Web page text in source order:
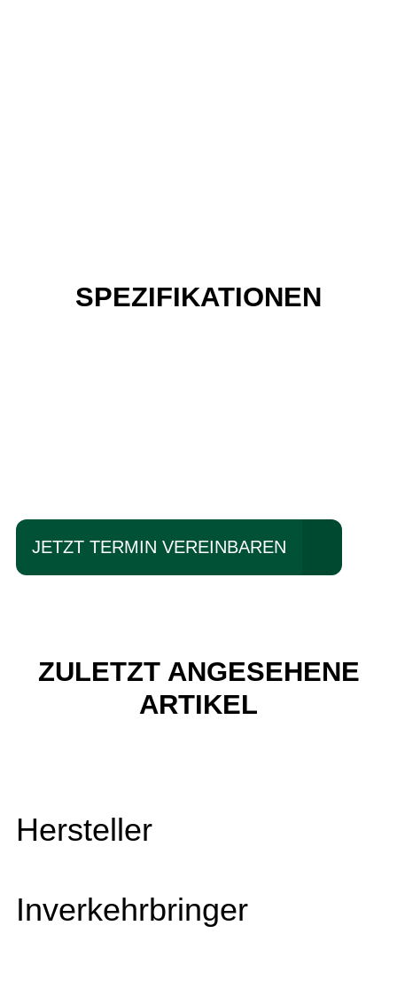
SPEZIFIKATIONEN
JETZT TERMIN VEREINBAREN
ZULETZT ANGESEHENE
ARTIKEL
Hersteller
Inverkehrbringer